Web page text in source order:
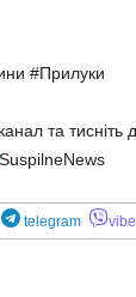
#Прилуки
та тисніть
SuspilneNews
telegram